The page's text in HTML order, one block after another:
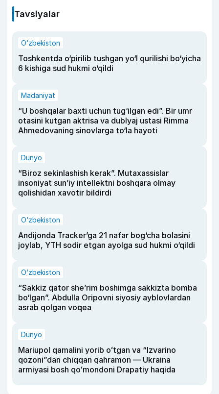
Tavsiyalar
O‘zbekiston
Toshkentda o‘pirilib tushgan yo‘l qurilishi bo‘yicha
6 kishiga sud hukmi o‘qildi
Madaniyat
“U boshqalar baxti uchun tug‘ilgan edi”. Bir umr
otasini kutgan aktrisa va dublyaj ustasi Rimma
Ahmedovaning sinovlarga to‘la hayoti
Dunyo
“Biroz sekinlashish kerak”. Mutaxassislar
insoniyat sun’iy intellektni boshqara olmay
qolishidan xavotir bildirdi
O‘zbekiston
Andijonda Tracker’ga 21 nafar bog‘cha bolasini
joylab, YTH sodir etgan ayolga sud hukmi o‘qildi
O‘zbekiston
“Sakkiz qator she’rim boshimga sakkizta bomba
bo‘lgan”. Abdulla Oripovni siyosiy ayblovlardan
asrab qolgan voqea
Dunyo
Mariupol qamalini yorib oʻtgan va “Izvarino
qozoni”dan chiqqan qahramon — Ukraina
armiyasi bosh qoʻmondoni Drapatiy haqida